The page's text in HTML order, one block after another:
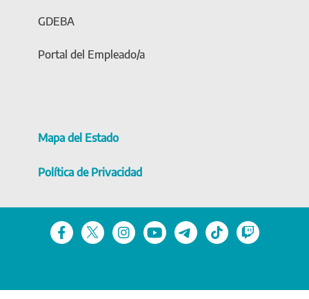
GDEBA
Portal del Empleado/a
Mapa del Estado
Política de Privacidad